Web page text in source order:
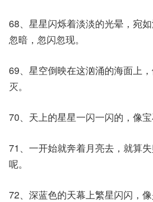
68、星星闪烁着淡淡的光晕，宛
忽暗，忽闪忽现。
69、星空倒映在这汹涌的海面上
灭。
70、天上的星星一闪一闪的，像宝
71、一开始就奔着月亮去，就算
呢。
72、深蓝色的天幕上繁星闪闪，